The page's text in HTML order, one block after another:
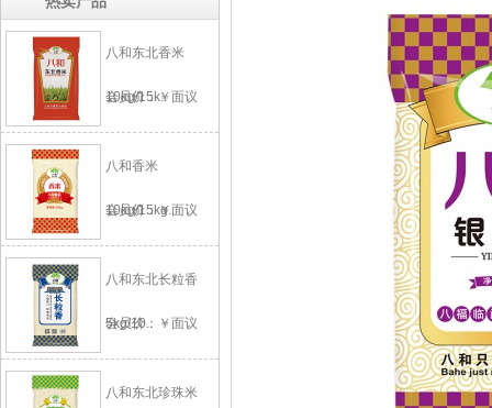
八和东北香米
10kg/15k..
会员价：￥面议
八和香米
10kg/15kg..
会员价：￥面议
八和东北长粒香
5kg/10..
会员价：￥面议
八和东北珍珠米